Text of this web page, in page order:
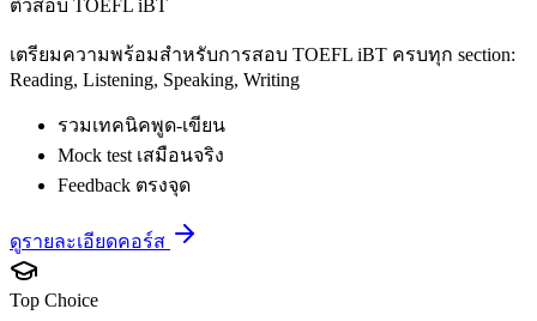
ติวสอบ TOEFL iBT
เตรียมความพร้อมสำหรับการสอบ TOEFL iBT ครบทุก section:
Reading, Listening, Speaking, Writing
รวมเทคนิคพูด-เขียน
Mock test เสมือนจริง
Feedback ตรงจุด
ดูรายละเอียดคอร์ส
Top Choice